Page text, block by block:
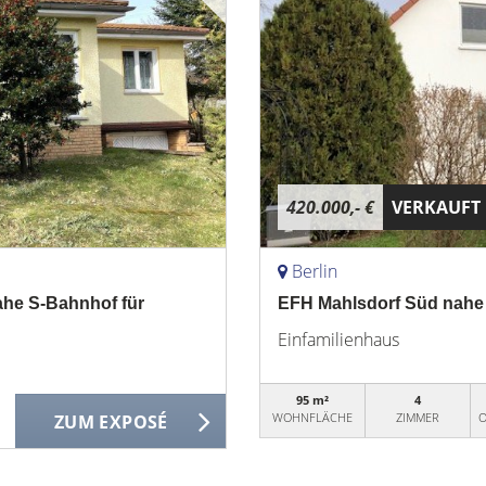
S-Bahnhof für
ZUM EXPOSÉ
420.000,- € VERKAUFT
Berlin
EFH Mahlsdorf Süd
Einfamilienhaus
95 m²
WOHNFLÄCHE
4
ZIMMER